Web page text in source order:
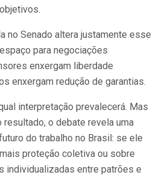
no Senado altera justamente esse
para negociações
enxergam liberdade
enxergam redução de garantias.
interpretação prevalecerá. Mas
o debate revela uma
do trabalho no Brasil: se ele
proteção coletiva ou sobre
individualizadas entre patrões e